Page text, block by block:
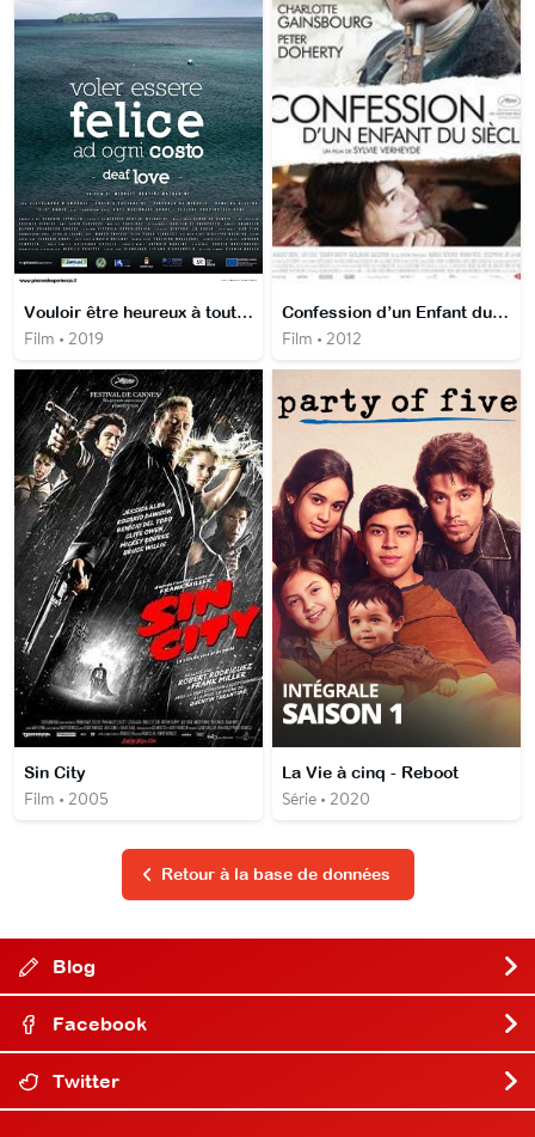
Vouloir être heureux à tout prix
Film • 2019
Confession d’un Enfant du Siècle
Film • 2012
Sin City
Film • 2005
La Vie à cinq - Reboot
Série • 2020
Retour à la base de données
Blog
Facebook
Twitter